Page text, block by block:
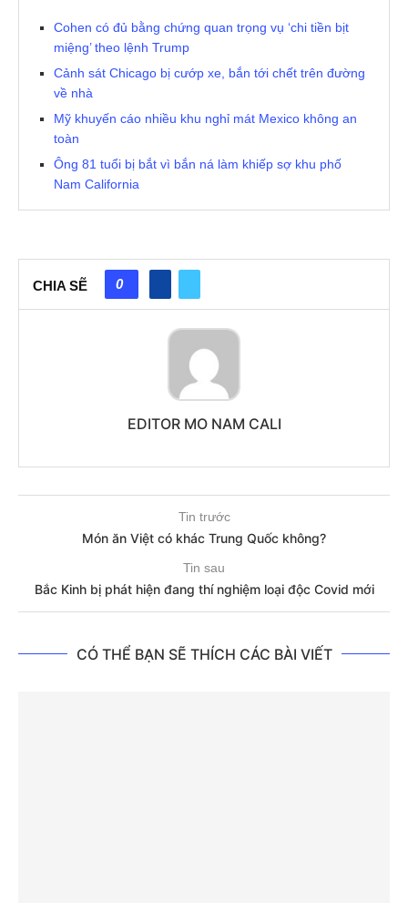
Cohen có đủ bằng chứng quan trọng vụ ‘chi tiền bịt
miệng’ theo lệnh Trump
Cảnh sát Chicago bị cướp xe, bắn tới chết trên đường
về nhà
Mỹ khuyến cáo nhiều khu nghỉ mát Mexico không an
toàn
Ông 81 tuổi bị bắt vì bắn ná làm khiếp sợ khu phố
Nam California
CHIA SẼ 0
EDITOR MO NAM CALI
Tin trước
Món ăn Việt có khác Trung Quốc không?
Tin sau
Bắc Kinh bị phát hiện đang thí nghiệm loại độc Covid mới
CÓ THỂ BẠN SẼ THÍCH CÁC BÀI VIẾT